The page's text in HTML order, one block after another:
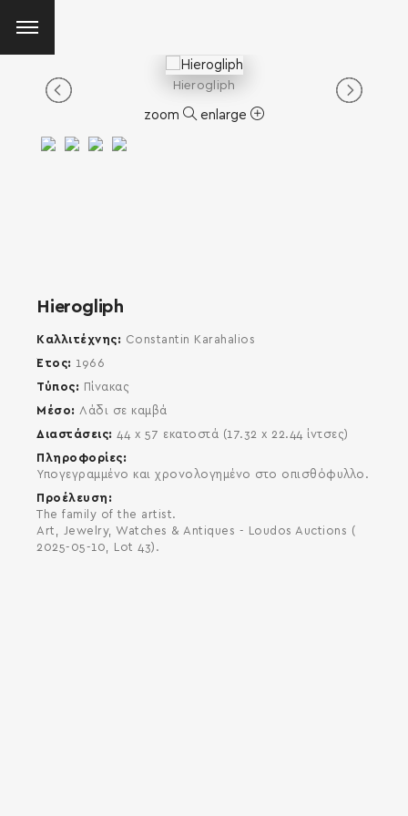
Hierogliph
zoom enlarge
Hierogliph
Καλλιτέχνης
Constantin Karahalios
Έτος
1966
Τύπος
Πίνακας
Μέσο
Λάδι σε καμβά
Διαστάσεις
44 x 57 εκατοστά (17.32 x 22.44 ίντσες)
Πληροφορίες
Υπογεγραμμένο και χρονολογημένο στο οπισθόφυλλο.
Προέλευση
The family of the artist.
Art, Jewelry, Watches & Antiques - Loudos Auctions (
2025-05-10, Lot 43).